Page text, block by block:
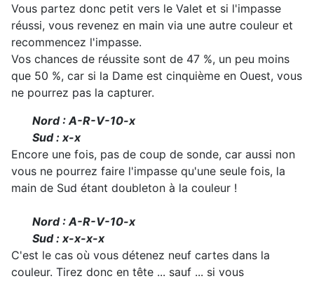
Vous partez donc petit vers le Valet et si l'impasse
réussi, vous revenez en main via une autre couleur et
recommencez l'impasse.
Vos chances de réussite sont de 47 %, un peu moins
que 50 %, car si la Dame est cinquième en Ouest, vous
ne pourrez pas la capturer.
Nord : A-R-V-10-x
Sud : x-x
Encore une fois, pas de coup de sonde, car aussi non
vous ne pourrez faire l'impasse qu'une seule fois, la
main de Sud étant doubleton à la couleur !
Nord : A-R-V-10-x
Sud : x-x-x-x
C'est le cas où vous détenez neuf cartes dans la
couleur. Tirez donc en tête ... sauf ... si vous